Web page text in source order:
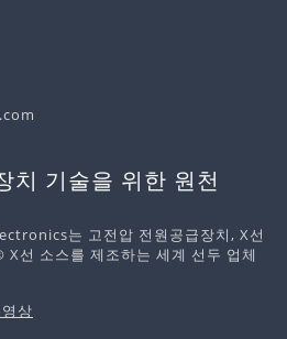
치 기술을 위한 원천
는 고전압 전원공급장치, X선
선 소스를 제조하는 세계 선두 업체
상